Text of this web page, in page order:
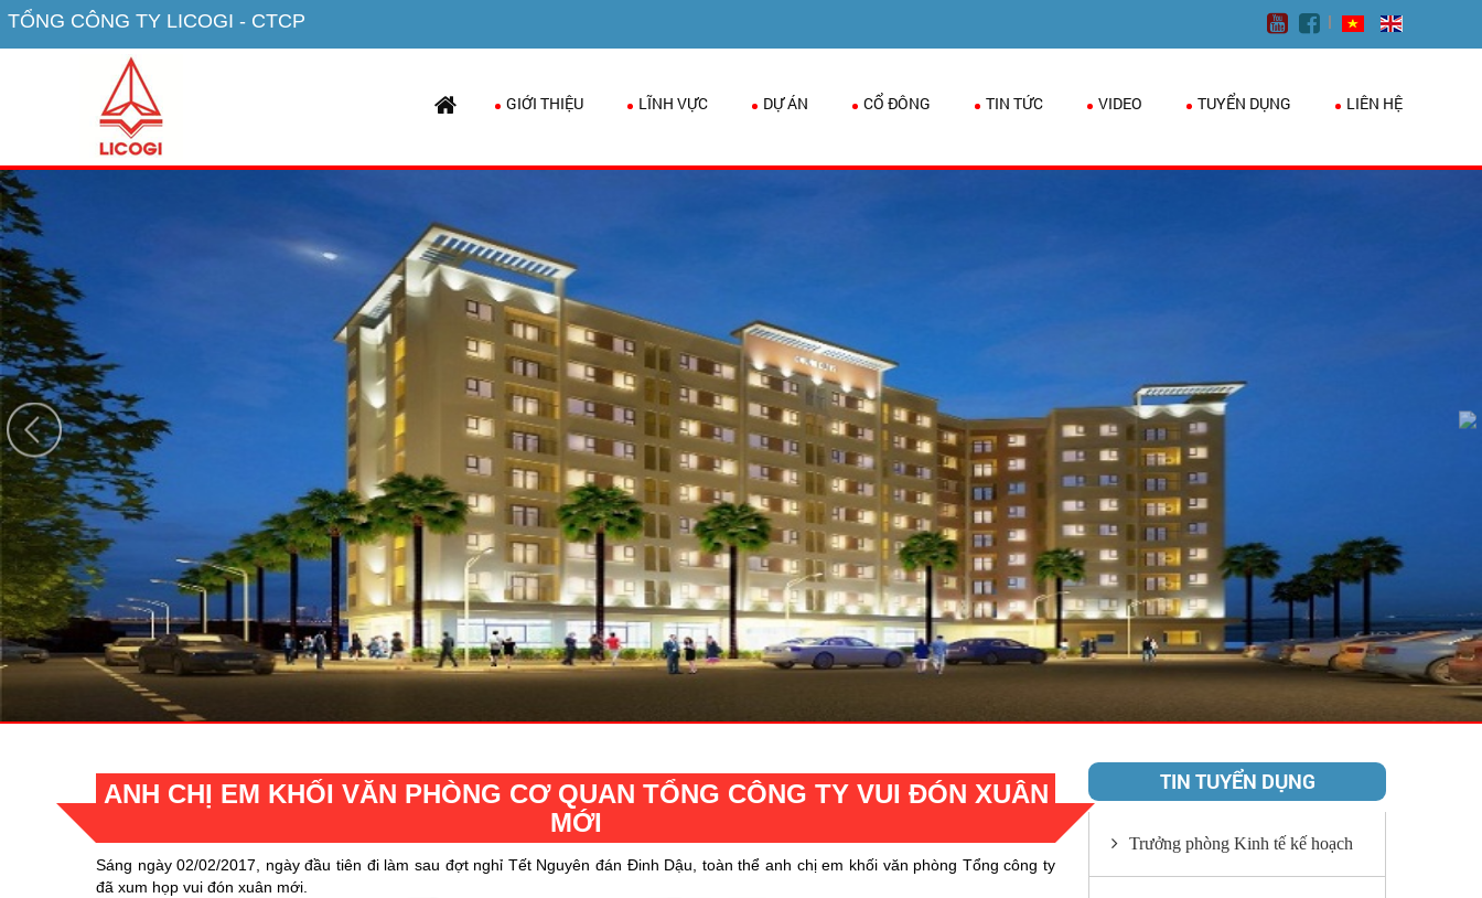
TỔNG CÔNG TY LICOGI - CTCP
GIỚI THIỆU LĨNH VỰC DỰ ÁN CỔ ĐÔNG TIN TỨC VIDEO TUYỂN DỤNG LIÊN HỆ
ANH CHỊ EM KHỐI VĂN PHÒNG CƠ QUAN TỔNG CÔNG TY VUI ĐÓN XUÂN
MỚI
Sáng ngày 02/02/2017, ngày đầu tiên đi làm sau đợt nghỉ Tết Nguyên đán Đinh Dậu, toàn thể anh chị em khối văn phòng Tổng công ty
đã xum họp vui đón xuân mới.
TIN TUYỂN DỤNG
Trưởng phòng Kinh tế kế hoạch